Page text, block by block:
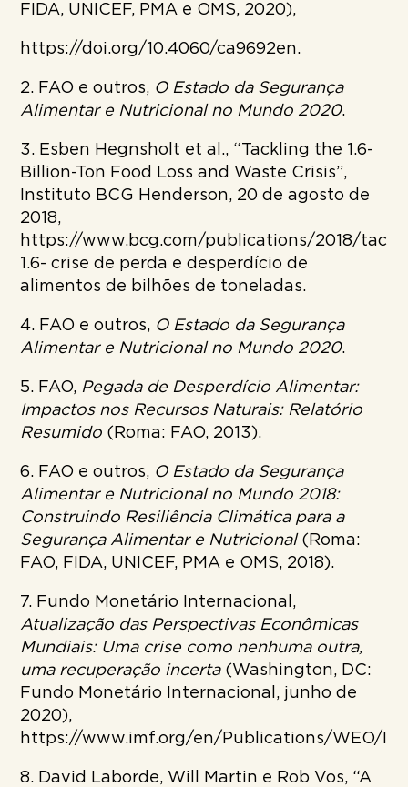
FIDA, UNICEF, PMA e OMS, 2020),
https://doi.org/10.4060/ca9692en.
2. FAO e outros, O Estado da Segurança
Alimentar e Nutricional no Mundo 2020.
3. Esben Hegnsholt et al., “Tackling the 1.6-
Billion-Ton Food Loss and Waste Crisis”,
Instituto BCG Henderson, 20 de agosto de
2018,
https://www.bcg.com/publications/2018/
1.6- crise de perda e desperdício de
alimentos de bilhões de toneladas.
4. FAO e outros, O Estado da Segurança
Alimentar e Nutricional no Mundo 2020.
5. FAO, Pegada de Desperdício Alimentar:
Impactos nos Recursos Naturais: Relatório
Resumido (Roma: FAO, 2013).
6. FAO e outros, O Estado da Segurança
Alimentar e Nutricional no Mundo 2018:
Construindo Resiliência Climática para a
Segurança Alimentar e Nutricional(Roma:
FAO, FIDA, UNICEF, PMA e OMS, 2018).
7. Fundo Monetário Internacional,
Atualização das Perspectivas Econômicas
Mundiais: Uma crise como nenhuma outra,
uma recuperação incerta(Washington, DC:
Fundo Monetário Internacional, junho de
2020),
https://www.imf.org/en/Publications/WEO/
8. David Laborde, Will Martin e Rob Vos, “A